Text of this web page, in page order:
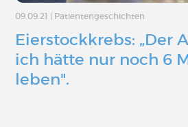
09.09.21 Patientengeschichten
Eierstockkrebs: „Der
ich hätte nur noch 6
leben".